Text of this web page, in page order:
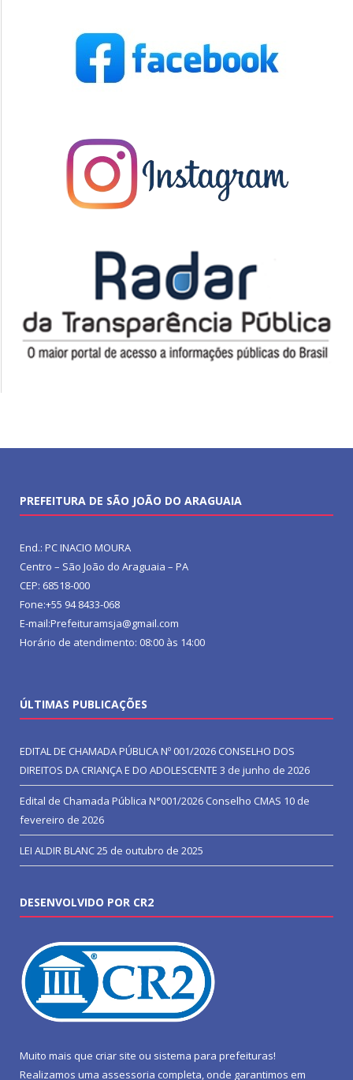
PREFEITURA DE SÃO JOÃO DO ARAGUAIA
End.: PC INACIO MOURA
Centro – São João do Araguaia – PA
CEP: 68518-000
Fone:+55 94 8433-068
E-mail:Prefeituramsja@gmail.com
Horário de atendimento: 08:00 às 14:00
ÚLTIMAS PUBLICAÇÕES
EDITAL DE CHAMADA PÚBLICA Nº 001/2026 CONSELHO DOS
DIREITOS DA CRIANÇA E DO ADOLESCENTE 3 de junho de 2026
Edital de Chamada Pública N°001/2026 Conselho CMAS 10 de
fevereiro de 2026
LEI ALDIR BLANC25 de outubro de 2025
DESENVOLVIDO POR CR2
Muito mais que criar site ou sistema para prefeituras!
Realizamos uma assessoria completa, onde garantimos em